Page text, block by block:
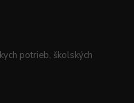
potrieb, školských